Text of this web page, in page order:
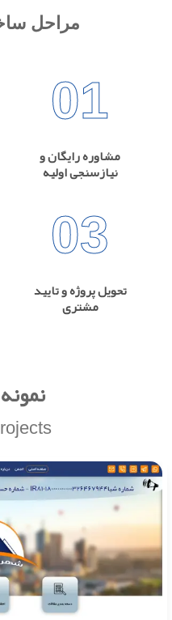
مراحل
01
مشاوره رایگان و
نیازسنجی اولیه
03
تحویل پروژه و تایید
مشتری